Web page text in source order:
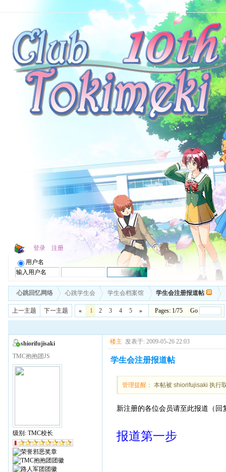
登录 注册
用户名
心跳回忆网络 心跳学生会 学生会档案馆 学生会注册报道帖
上一主题 下一主题 « 1 2 3 4 5 » Pages: 1/75 Go
shiorifujisaki
TMC抱抱团JS
级别: TMC校长
楼主 发表于: 2009-05-26 22:03
学生会注册报道帖
管理提醒： 本帖被 shiorifujisaki 执行
新注册的各位会员请至此报道（回
报道第一步